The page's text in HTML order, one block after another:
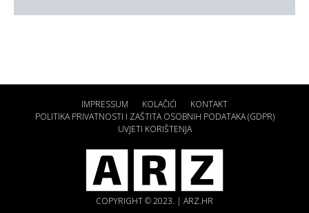
IMPRESSUM KOLAČIĆI
KONTAKT
POLITIKA PRIVATNOSTI I ZAŠTITA OSOBNIH PODATAKA (GDPR)
UVJETI KORIŠTENJA
COPYRIGHT © 2023. | ARZ.HR